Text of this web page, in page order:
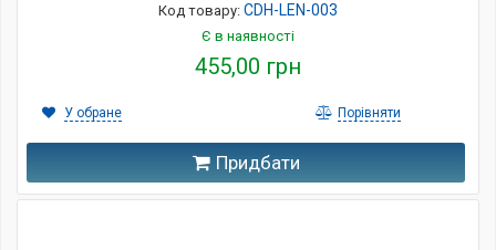
Код товару: CDH-LEN-003
Є в наявності
455,00 грн
Придбати
У обране Порівняти